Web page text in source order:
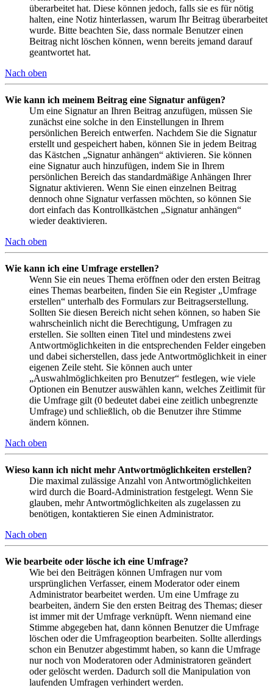
überarbeitet hat. Diese können jedoch, falls sie es für nötig
halten, eine Notiz hinterlassen, warum Ihr Beitrag überarbeitet
wurde. Bitte beachten Sie, dass normale Benutzer einen
Beitrag nicht löschen können, wenn bereits jemand darauf
geantwortet hat.
Nach oben
Wie kann ich meinem Beitrag eine Signatur anfügen?
Um eine Signatur an Ihren Beitrag anzufügen, müssen Sie
zunächst eine solche in den Einstellungen in Ihrem
persönlichen Bereich entwerfen. Nachdem Sie die Signatur
erstellt und gespeichert haben, können Sie in jedem Beitrag
das Kästchen „Signatur anhängen“ aktivieren. Sie können
eine Signatur auch hinzufügen, indem Sie in Ihrem
persönlichen Bereich das standardmäßige Anhängen Ihrer
Signatur aktivieren. Wenn Sie einen einzelnen Beitrag
dennoch ohne Signatur verfassen möchten, so können Sie
dort einfach das Kontrollkästchen „Signatur anhängen“
wieder deaktivieren.
Nach oben
Wie kann ich eine Umfrage erstellen?
Wenn Sie ein neues Thema eröffnen oder den ersten Beitrag
eines Themas bearbeiten, finden Sie ein Register „Umfrage
erstellen“ unterhalb des Formulars zur Beitragserstellung.
Sollten Sie diesen Bereich nicht sehen können, so haben Sie
wahrscheinlich nicht die Berechtigung, Umfragen zu
erstellen. Sie sollten einen Titel und mindestens zwei
Antwortmöglichkeiten in die entsprechenden Felder eingeben
und dabei sicherstellen, dass jede Antwortmöglichkeit in einer
eigenen Zeile steht. Sie können auch unter
„Auswahlmöglichkeiten pro Benutzer“ festlegen, wie viele
Optionen ein Benutzer auswählen kann, welches Zeitlimit für
die Umfrage gilt (0 bedeutet dabei eine zeitlich unbegrenzte
Umfrage) und schließlich, ob die Benutzer ihre Stimme
ändern können.
Nach oben
Wieso kann ich nicht mehr Antwortmöglichkeiten erstellen?
Die maximal zulässige Anzahl von Antwortmöglichkeiten
wird durch die Board-Administration festgelegt. Wenn Sie
glauben, mehr Antwortmöglichkeiten als zugelassen zu
benötigen, kontaktieren Sie einen Administrator.
Nach oben
Wie bearbeite oder lösche ich eine Umfrage?
Wie bei den Beiträgen können Umfragen nur vom
ursprünglichen Verfasser, einem Moderator oder einem
Administrator bearbeitet werden. Um eine Umfrage zu
bearbeiten, ändern Sie den ersten Beitrag des Themas; dieser
ist immer mit der Umfrage verknüpft. Wenn niemand eine
Stimme abgegeben hat, dann können Benutzer die Umfrage
löschen oder die Umfrageoption bearbeiten. Sollte allerdings
schon ein Benutzer abgestimmt haben, so kann die Umfrage
nur noch von Moderatoren oder Administratoren geändert
oder gelöscht werden. Dadurch soll die Manipulation von
laufenden Umfragen verhindert werden.